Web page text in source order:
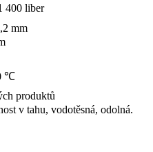
400 liber
mm
℃
produktů
v tahu, vodotěsná, odolná.